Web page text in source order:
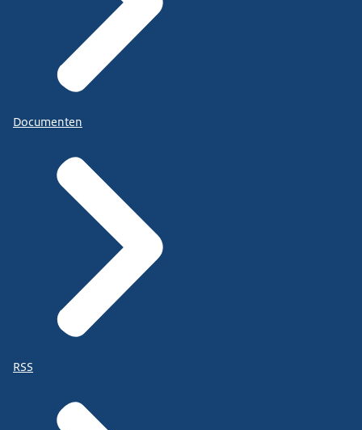
Documenten
RSS